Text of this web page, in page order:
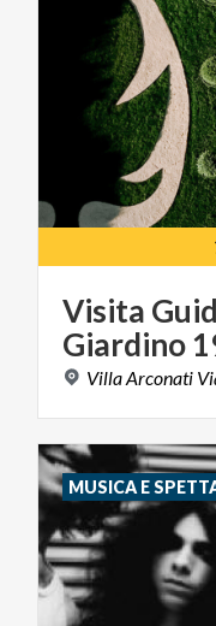
Visita
Giardino
VillaArconati
MUSICA E